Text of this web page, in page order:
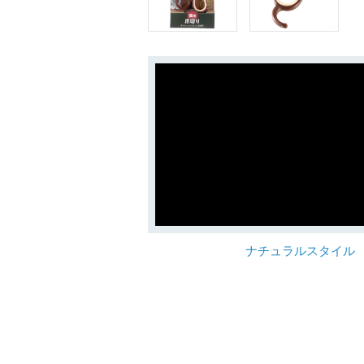
ナチュラルスタイル